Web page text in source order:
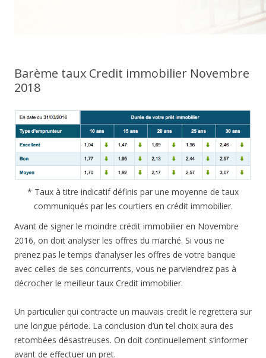
Barème taux Credit immobilier Novembre
2018
* Taux à titre indicatif définis par une moyenne de taux
communiqués par les courtiers en crédit immobilier.
Avant de signer le moindre crédit immobilier en Novembre
2016, on doit analyser les offres du marché. Si vous ne
prenez pas le temps d’analyser les offres de votre banque
avec celles de ses concurrents, vous ne parviendrez pas à
décrocher le meilleur taux Credit immobilier.
Un particulier qui contracte un mauvais credit le regrettera sur
une longue période. La conclusion d’un tel choix aura des
retombées désastreuses. On doit continuellement s’informer
avant de effectuer un pret.